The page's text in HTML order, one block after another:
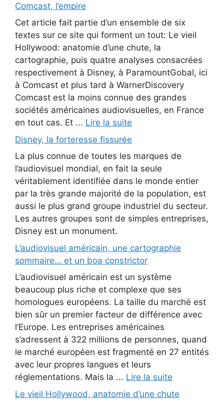
Comcast, l’empire
Cet article fait partie d’un ensemble de six
textes sur ce site qui forment un tout: Le vieil
Hollywood: anatomie d’une chute, la
cartographie, puis quatre analyses consacrées
respectivement à Disney, à ParamountGobal, ici
à Comcast et plus tard à WarnerDiscovery
Comcast est la moins connue des grandes
sociétés américaines audiovisuelles, en France
en tout cas. Et ... Lire la suite
Disney, la forteresse fissurée
La plus connue de toutes les marques de
l’audiovisuel mondial, en fait la seule
véritablement identifiée dans le monde entier
par la très grande majorité de la population, est
aussi le plus grand groupe industriel du secteur.
Les autres groupes sont de simples entreprises,
Disney est un monument.
L’audiovisuel américain, une cartographie
sommaire… et un boa constrictor
L’audiovisuel américain est un système
beaucoup plus riche et complexe que ses
homologues européens. La taille du marché est
bien sûr un premier facteur de différence avec
l’Europe. Les entreprises américaines
s’adressent à 322 millions de personnes, quand
le marché européen est fragmenté en 27 entités
avec leur propres langues et leurs
réglementations. Mais la ... Lire la suite
Le vieil Hollywood, anatomie d’une chute